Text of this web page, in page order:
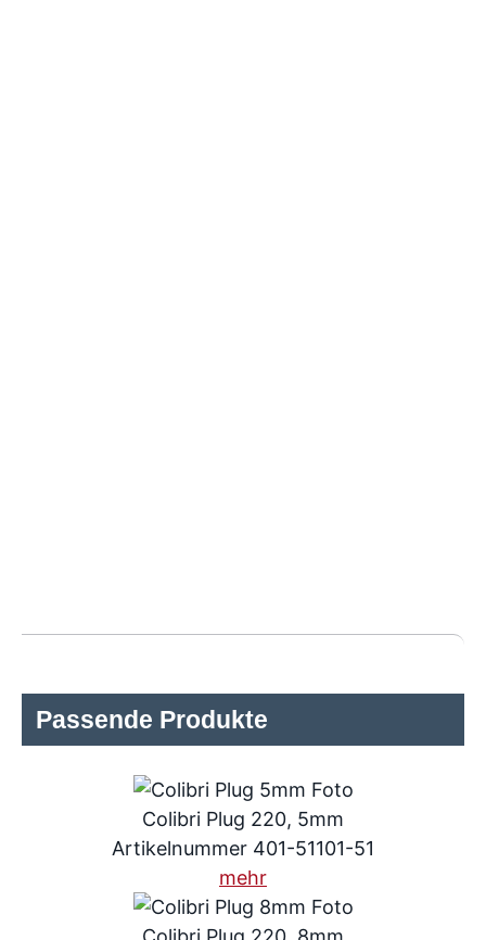
Passende Produkte
Colibri Plug 220, 5mm
Artikelnummer 401-51101-51
mehr